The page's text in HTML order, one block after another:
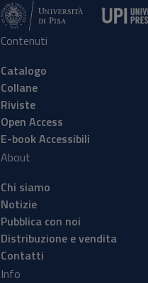
Contenuti
Catalogo
Collane
Riviste
Open Access
E-book Accessibili
About
Chi siamo
Notizie
Pubblica con noi
Distribuzione e vendita
Contatti
Info